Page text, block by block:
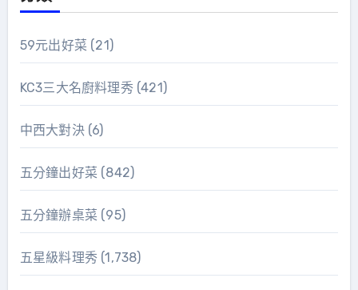
59元出好菜 (21)
KC3三大名廚料理秀(421)
中西大對決(6)
五分鐘出好菜 (842)
五分鐘辦桌菜 (95)
五星級料理秀(1,738)